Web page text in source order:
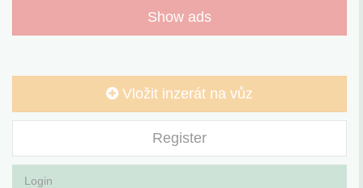
Show ads
Vložit inzerát na vůz
Register
Login